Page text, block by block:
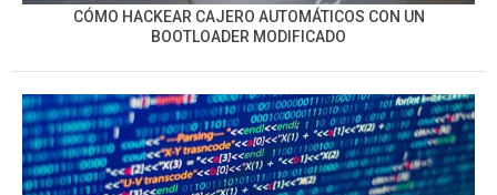
CÓMO HACKEAR CAJERO AUTOMÁTICOS CON UN
BOOTLOADER MODIFICADO